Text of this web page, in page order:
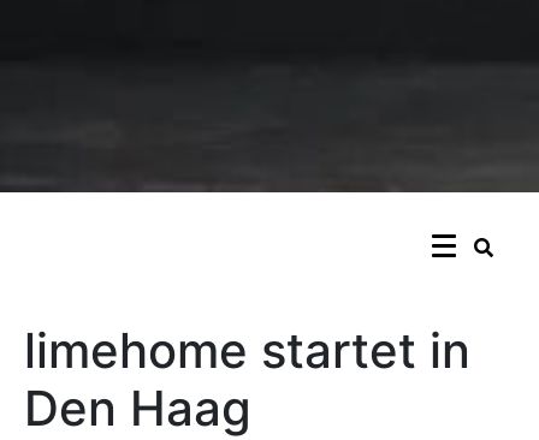
limehome startet in
Den Haag